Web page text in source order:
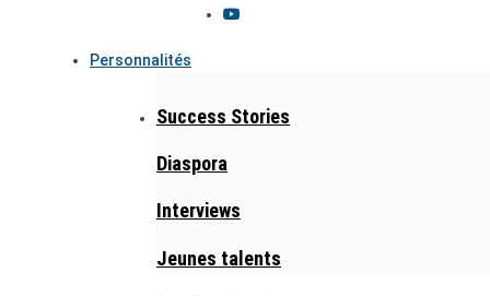
Personnalités
Success Stories
Diaspora
Interviews
Jeunes talents